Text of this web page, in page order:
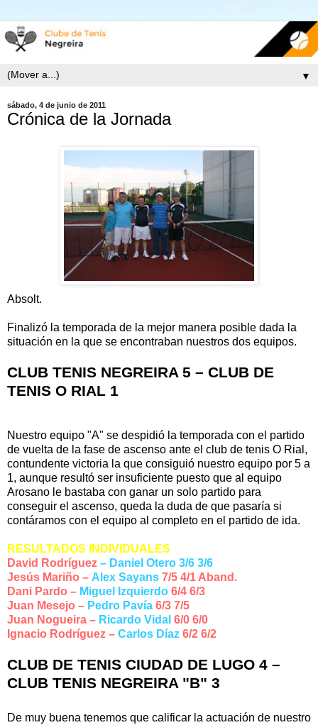
▼
sábado, 4 de junio de 2011
Crónica de la Jornada
Absolt.
Finalizó la temporada de la mejor manera posible dada la
situación en la que se encontraban nuestros dos equipos.
CLUB TENIS NEGREIRA 5 – CLUB DE
TENIS O RIAL 1
Nuestro equipo "A" se despidió la temporada con el partido
de vuelta de la fase de ascenso ante el club de tenis O Rial,
contundente victoria la que consiguió nuestro equipo por 5 a
1, aunque resultó ser insuficiente puesto que al equipo
Arosano le bastaba con ganar un solo partido para
conseguir el ascenso, queda la duda de que pasaría si
contáramos con el equipo al completo en el partido de ida.
RESULTADOS INDIVIDUALES
David Rodríguez – Daniel Otero 3/6 3/6
Jesús Mariño – Alex Sayans 7/5 4/1 Aband.
Dani Pardo – Miguel Izquierdo 6/4 6/3
Juan Mesejo – Pedro Pavía 6/3 7/5
Juan Nogueira – Ricardo Vidal 6/0 6/0
Ignacio Rodríguez – Carlos Díaz 6/2 6/2
CLUB DE TENIS CIUDAD DE LUGO 4 –
CLUB TENIS NEGREIRA "B" 3
De muy buena tenemos que calificar la actuación de nuestro